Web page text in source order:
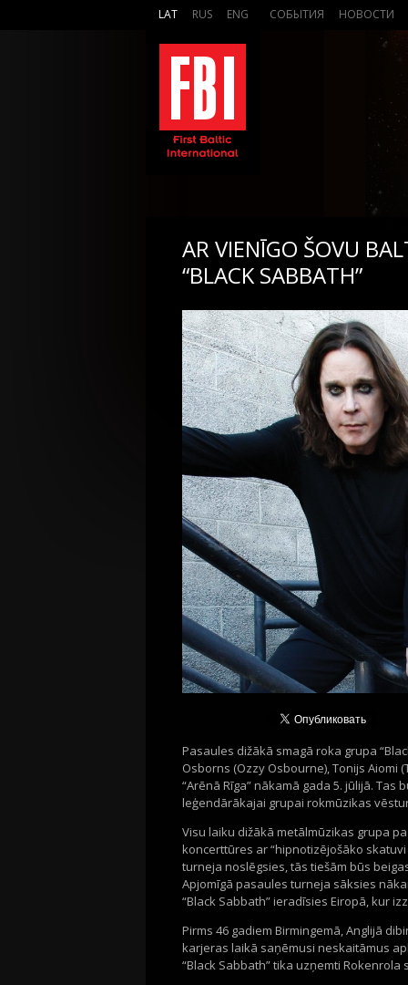
LAT RUS ENG СОБЫТИЯ НОВОСТИ
AR VIENĪGO ŠOVU
“BLACK SABBATH”
Pasaules dižākā smagā roka grupa
Osborns (Ozzy Osbourne), Tonijs Aiomi
“Arēnā Rīga” nākamā gada 5. jūlijā.
leģendārākajai grupai rokmūzikas
Visu laiku dižākā metālmūzikas grupa
koncerttūres ar “hipnotizējošāko
turneja noslēgsies, tās tiešām būs
Apjomīgā pasaules turneja sāksies
“Black Sabbath” ieradīsies Eiropā, kur
Pirms 46 gadiem Birmingemā, Anglijā
karjeras laikā saņēmusi neskaitāmus
“Black Sabbath” tika uzņemti Rokenrola